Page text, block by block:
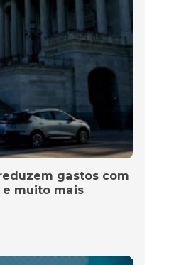
gastos com
e muito mais